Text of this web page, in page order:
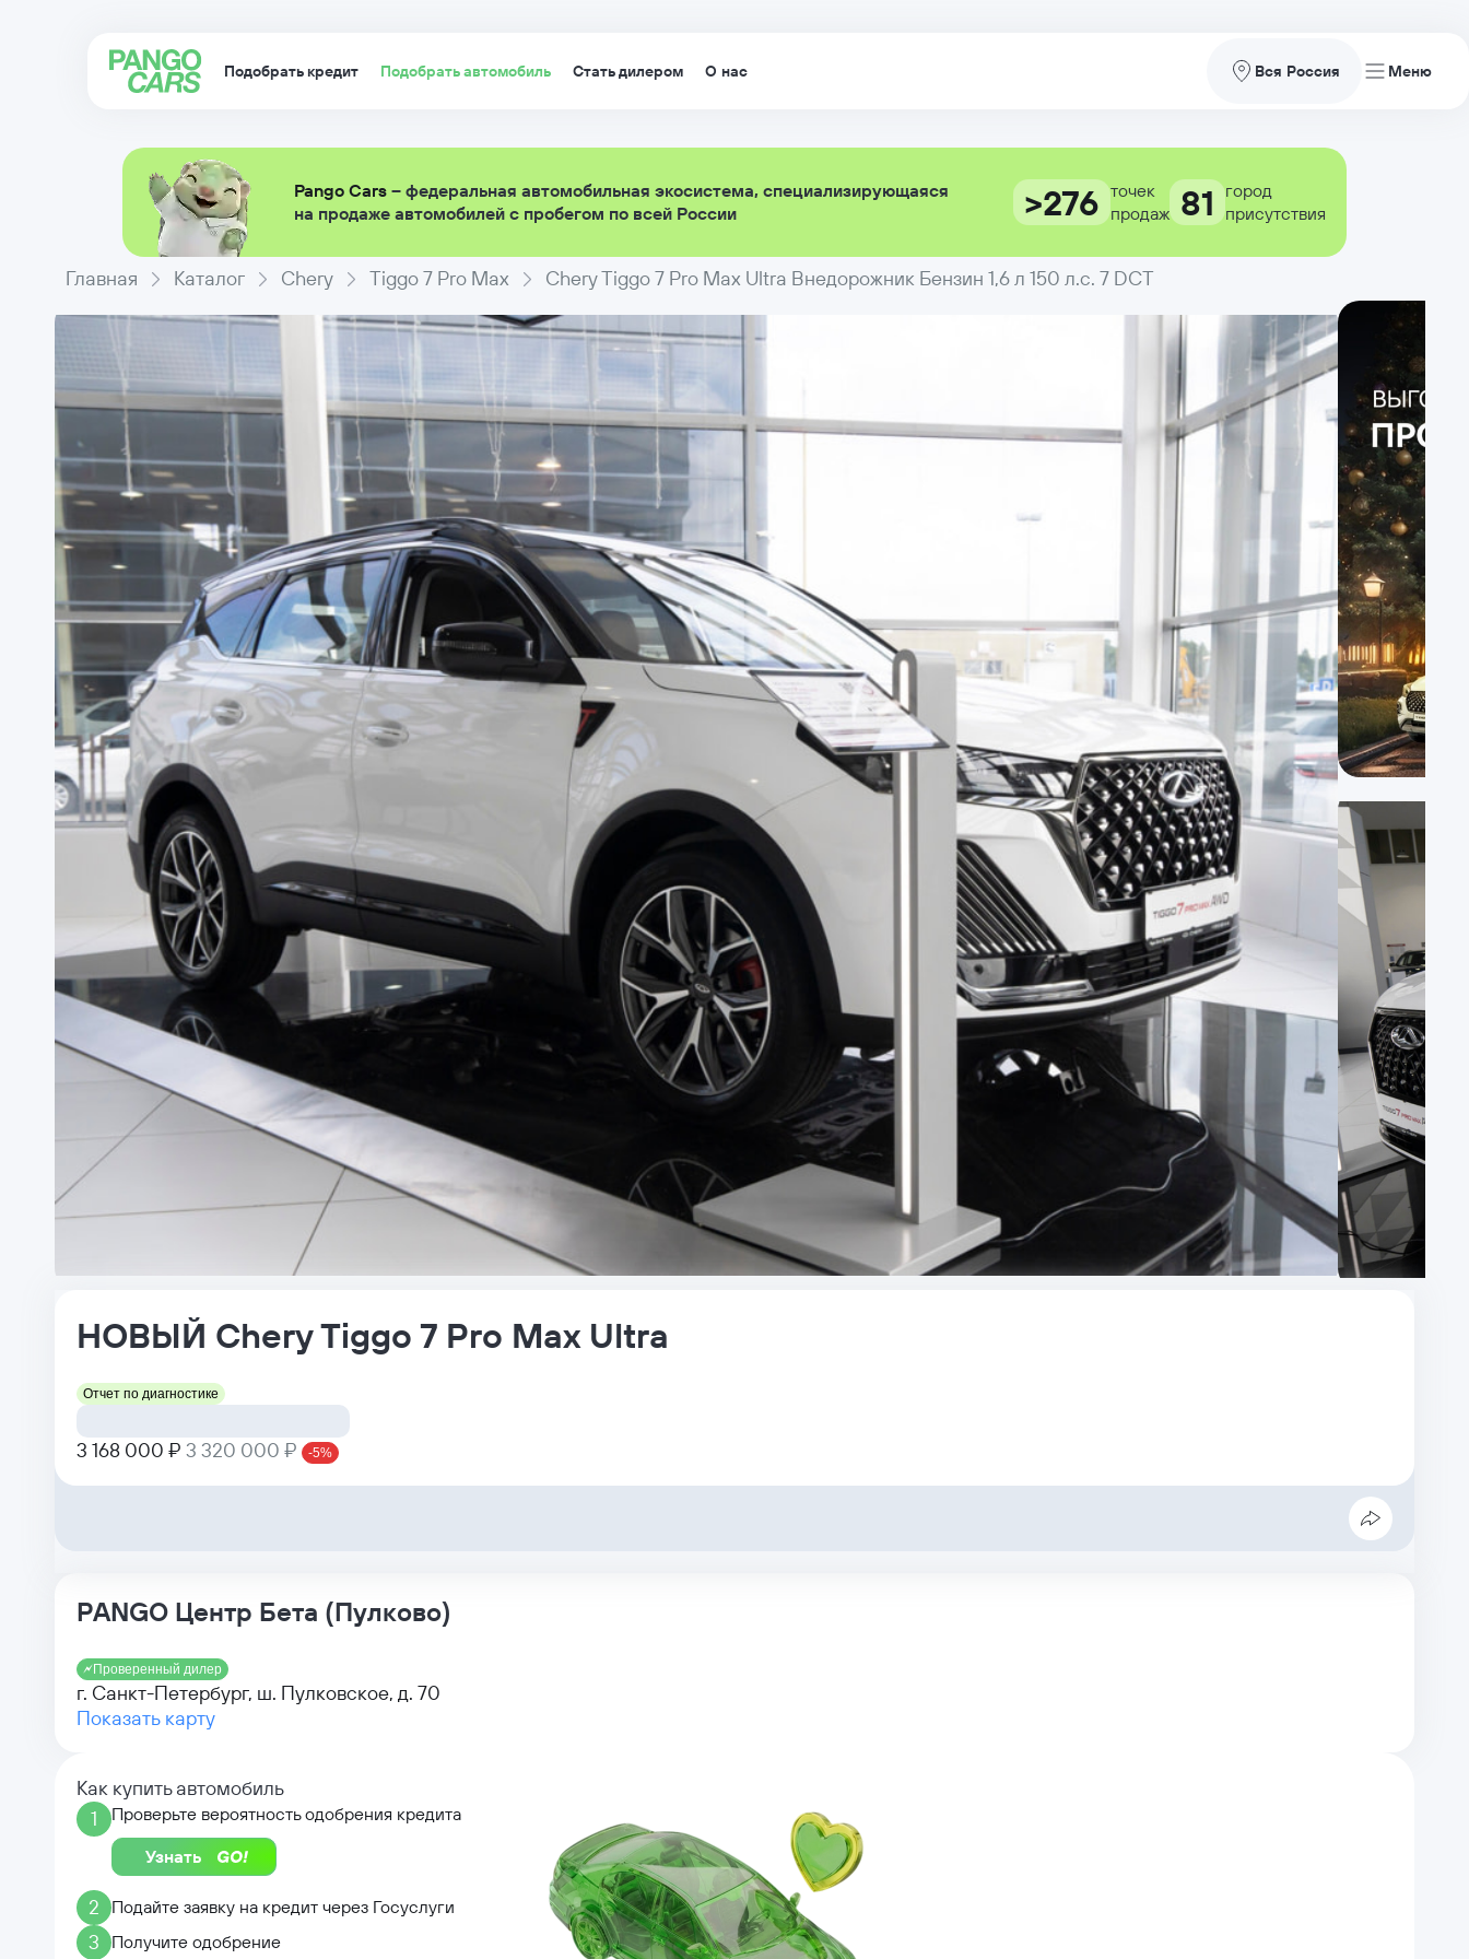
Подобрать кредит Подобрать автомобиль Стать дилером О нас Вся Россия
Pango Cars – федеральная автомобильная экосистема, специализирующаяся
на продаже автомобилей с пробегом по всей России
>276 точек
продаж 81
город
присутствия
Главная Каталог Chery Tiggo 7 Pro Max Chery Tiggo 7 Pro Max Ultra Внедорожник Бензин 1,6 л 150 л.с. 7 DCT
НОВЫЙ CheryTiggo 7 Pro Max Ultra
Отчет по диагностике
3 168 000 ₽ 3 320 000 ₽ -5%
PANGO Центр Бета (Пулково)
Проверенный дилер
г. Санкт-Петербург, ш. Пулковское, д. 70
Показать карту
Как купить автомобиль
1
Проверьте вероятность одобрения кредита
Узнать
2 Подайте заявку на кредит через Госуслуги
3 Получите одобрение